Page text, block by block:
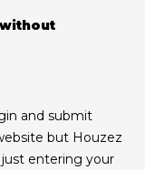
and submit
but Houzez
just entering your